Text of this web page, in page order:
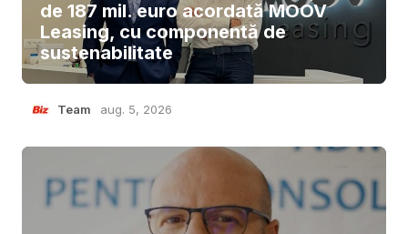
de 187 mil. euro acordată MOOV
Leasing, cu componentă de
sustenabilitate
Team aug. 5, 2026